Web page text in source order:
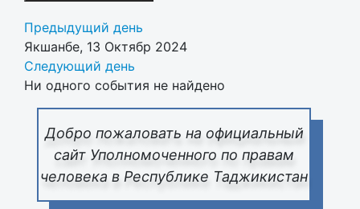
Добро пожаловать на официальный
сайт Уполномоченного по правам
человека в Республике Таджикистан
Предыдущий день
Якшанбе, 13 Октябр 2024
Следующий день
Ни одного события не найдено